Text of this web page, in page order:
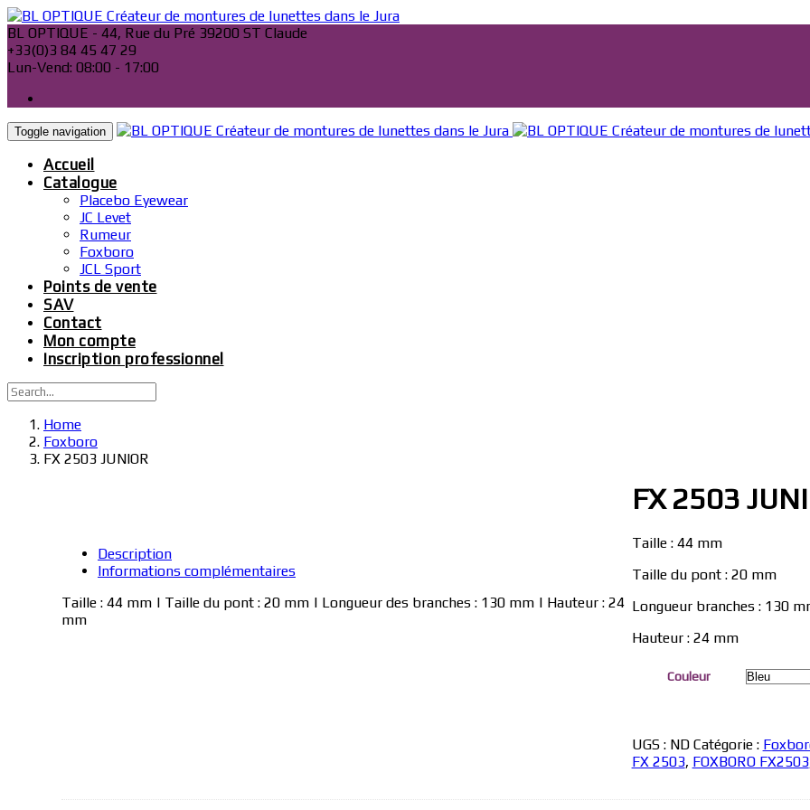
Skip
to
content
BL OPTIQUE - 44, Rue du Pré 39200 ST Claude
+33(0)3 84 45 47 29
Lun-Vend: 08:00 - 17:00
Toggle navigation
Accueil
Catalogue
Placebo Eyewear
JC Levet
Rumeur
Foxboro
JCL Sport
Points de vente
SAV
Contact
Mon compte
Inscription professionnel
Home
Foxboro
FX 2503 JUNIOR
FX 2503
Taille : 44 mm
Taille du pont : 20 mm
Longueur branches : 130
Hauteur : 24 mm
Couleur
UGS : ND Catégorie :
FX 2503, FOXBORO FX2503
Description
Informations complémentaires
Taille : 44 mm | Taille du pont : 20 mm | Longueur des branches : 130 mm | Hauteur : 24
mm